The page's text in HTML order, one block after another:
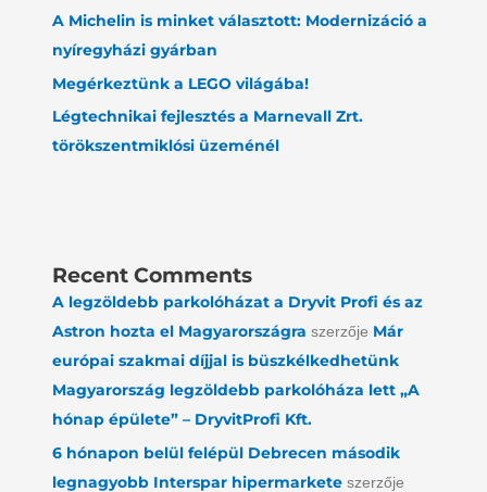
A Michelin is minket választott: Modernizáció a
nyíregyházi gyárban
Megérkeztünk a LEGO világába!
Légtechnikai fejlesztés a Marnevall Zrt.
törökszentmiklósi üzeménél
Recent Comments
A legzöldebb parkolóházat a Dryvit Profi és az
Astron hozta el Magyarországra szerzője Már
európai szakmai díjjal is büszkélkedhetünk
Magyarország legzöldebb parkolóháza lett „A
hónap épülete” – DryvitProfi Kft.
6 hónapon belül felépül Debrecen második
legnagyobb Interspar hipermarkete szerzője